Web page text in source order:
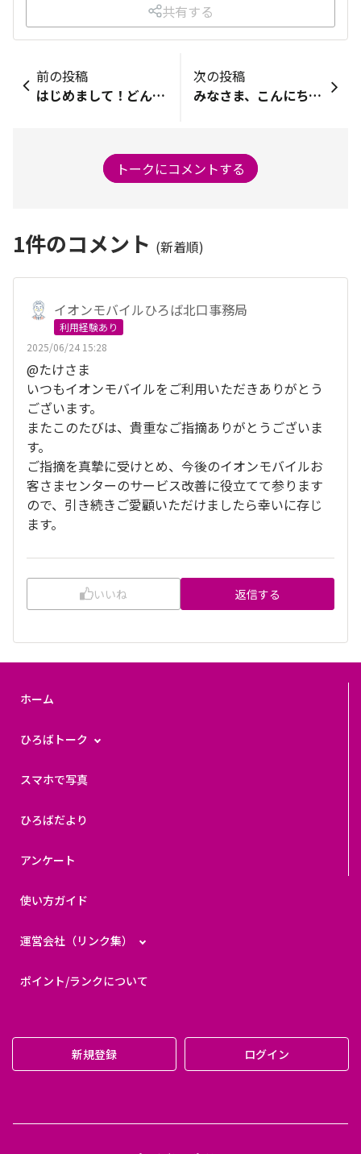
共有する
前の投稿
はじめまして！​どんちっちです。 イオンモバイル歴、約７年です。😊 ドコモショップでの待ち時間の長さにねを上げ、長年の使用者に対してのサービスがほぼなかったため、料金が高かったため、イオンモバイルへ変更しました。このひろばのことは、 今まで知りませんでした。😅 わからないことだらけですが、どうぞよろしくお願い致します。m(_ _)m
次の投稿
みなさま、こんにちは！ いつも「イオンモバイルひろば」をご利用いただき、ありがとうございます😄 このたび、これまでひろば運営スタッフとして担当していた私キャップは、お仕事を新しいメンバー「さっき～」にバトンタッチすることになりました！ ひろとものみなさま同士の交流や、スタッフとの交流が形として見えるイオンモバイルひろばは新鮮な経験でした。そして何より温かいコメントやリアクションに、いつも元気をもらっていました✨ 「こんな使い方があるんだ！」「こんなところが気に入っているんだ！」と、みなさまの声からたくさんのヒントをいただき、ひろばスタッフとしてとても貴重な時間を過ごすことができました。 これからは、新しいメンバーがみなさまと一緒に、もっと楽しく、もっとみなさまのお役立てるひろばを目指してくれると思いますので、 ぜひこれからも変わらず、あたたかく見守っていただけたら嬉しいです⭐ これからも「イオンモバイルひろば」をどうぞよろしくお願いします。
トークにコメントする
1件のコメント (新着順)
イオンモバイルひろば北口事務局
利用経験あり
2025/06/24 15:28
@たけさま
いつもイオンモバイルをご利用いただきありがとう
ございます。
またこのたびは、貴重なご指摘ありがとうございま
す。
ご指摘を真摯に受けとめ、今後のイオンモバイルお
客さまセンターのサービス改善に役立てて参ります
ので、引き続きご愛顧いただけましたら幸いに存じ
ます。
いいね 返信する
ホーム
ひろばトーク
スマホで写真
ひろばだより
アンケート
使い方ガイド
運営会社（リンク集）
ポイント/ランクについて
新規登録 ログイン